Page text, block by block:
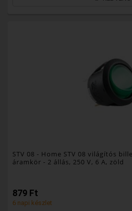
STV 08 - Home STV 08 világítós
áramkör - 2 állás, 250 V, 6 A, zöld
879 Ft
6 napi készlet